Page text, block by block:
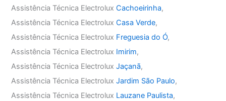
Assistência Técnica ElectroluxCachoeirinha,
Assistência Técnica ElectroluxCasa Verde,
Assistência Técnica Electrolux Freguesia do Ó,
Assistência Técnica Electrolux Imirim,
Assistência Técnica ElectroluxJaçanã,
Assistência Técnica ElectroluxJardim São Paulo,
Assistência Técnica Electrolux Lauzane Paulista,